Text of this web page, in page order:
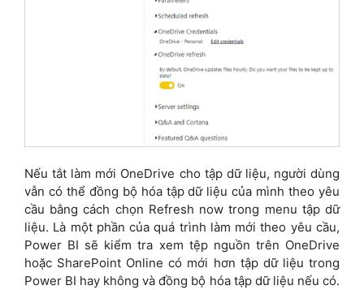
Nếu tắt làm mới OneDrive cho tập dữ liệu, người dùng
vẫn có thể đồng bộ hóa tập dữ liệu của mình theo yêu
cầu bằng cách chọn Refresh now trong menu tập dữ
liệu. Là một phần của quá trình làm mới theo yêu cầu,
Power BI sẽ kiểm tra xem tệp nguồn trên OneDrive
hoặc SharePoint Online có mới hơn tập dữ liệu trong
Power BI hay không và đồng bộ hóa tập dữ liệu nếu có.